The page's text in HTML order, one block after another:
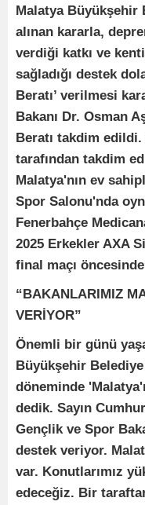
Malatya Büyükşehir
alınan kararla,
verdiği katkı ve
sağladığı destek
Beratı’ verilmesi
Bakanı Dr. Osman
Beratı takdim edildi.
tarafından takdim
Malatya'nın ev
Spor Salonu'nda
Fenerbahçe
2025 Erkekler AXA
final maçı
“BAKANLARIMIZ
VERİYOR”
Önemli bir günü
Büyükşehir
döneminde
dedik. Sayın
Gençlik ve Spor
destek veriyor.
var. Konutlarımız
edeceğiz. Bir